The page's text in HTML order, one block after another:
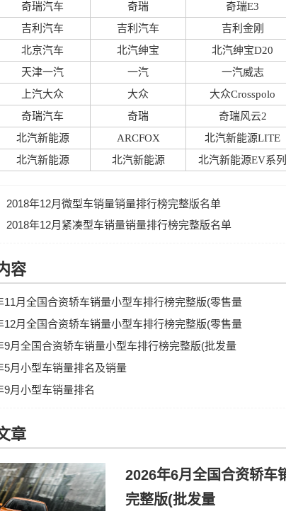
奇瑞汽车 奇瑞 奇瑞E3
吉利汽车 吉利汽车 吉利金刚
北京汽车 北汽绅宝 北汽绅宝D20
天津一汽 一汽 一汽威志
上汽大众 大众 大众Crosspolo
奇瑞汽车 奇瑞 奇瑞风云2
北汽新能源 ARCFOX 北汽新能源LITE
北汽新能源 北汽新能源 北汽新能源EV系列
2018年12月微型车销量销量排行榜完整版名单
2018年12月紧凑型车销量销量排行榜完整版名单
容
11月全国合资轿车销量小型车排行榜完整版(零售量
12月全国合资轿车销量小型车排行榜完整版(零售量
9月全国合资轿车销量小型车排行榜完整版(批发量
5月小型车销量排名及销量
9月小型车销量排名
章
2026年6月全国合资轿车
完整版(批发量